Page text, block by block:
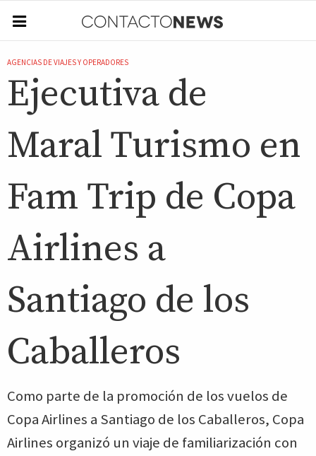
AGENCIAS DE VIAJES Y OPERADORES
Ejecutiva de
Maral Turismo en
Fam Trip de Copa
Airlines a
Santiago de los
Caballeros
Como parte de la promoción de los vuelos de
Copa Airlines a Santiago de los Caballeros, Copa
Airlines organizó un viaje de familiarización con